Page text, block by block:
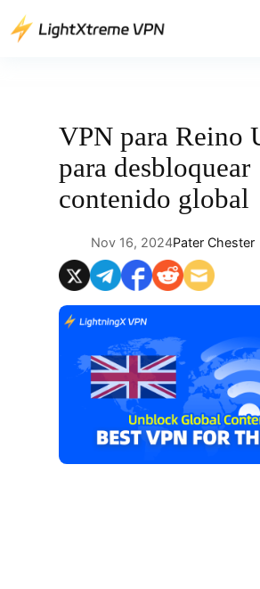
Saltar
VPN para Reino
para desbloquear
contenido global
Nov 16, 2024Pater Chester